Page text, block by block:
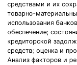
средствами и их
товарно-
использования
обеспечение;
кредиторской
средств; оценка и
Анализ факторов и